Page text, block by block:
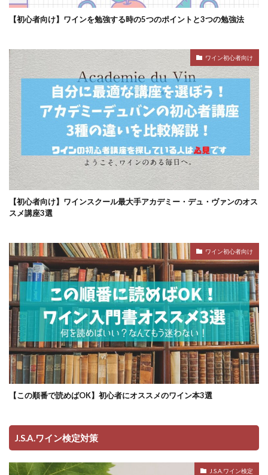
【初心者向け】ワインを勉強する時の5つのポイントと3つの勉強法
ワイン初心者向け
【初心者向け】ワインスクール最大手アカデミー・デュ・ヴァンのオス
スメ講座3選
ワイン初心者向け
【この順番で読めばOK】初心者にオススメのワイン本3選
J.S.A.ワイン検定対策
J.S.A.ワイン検定